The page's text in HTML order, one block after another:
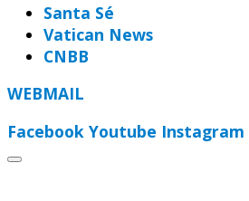
Santa Sé
Vatican News
CNBB
WEBMAIL
Facebook Youtube Instagram